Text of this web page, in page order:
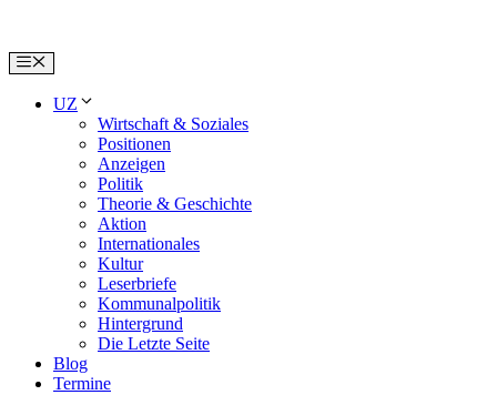
Menu
UZ
Wirtschaft & Soziales
Positionen
Anzeigen
Politik
Theorie & Geschichte
Aktion
Internationales
Kultur
Leserbriefe
Kommunalpolitik
Hintergrund
Die Letzte Seite
Blog
Termine